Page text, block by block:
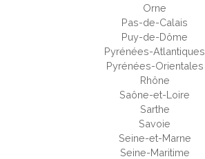
Orne
Pas-de-Calais
Puy-de-Dôme
Pyrénées-Atlantiques
Pyrénées-Orientales
Rhône
Saône-et-Loire
Sarthe
Savoie
Seine-et-Marne
Seine-Maritime